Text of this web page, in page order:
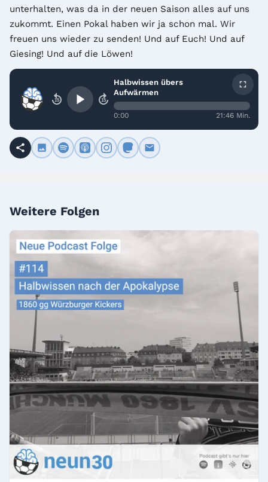
unterhalten, was da in der neuen Saison alles auf uns
zukommt. Einen Pokal haben wir ja schon mal. Wir
freuen uns wieder zu senden! Und auf Euch! Und auf
Giesing! Und auf die Löwen!
15 15
Halbwissen übers
Aufwärmen
0:00 21:46 Min.
Weitere Folgen